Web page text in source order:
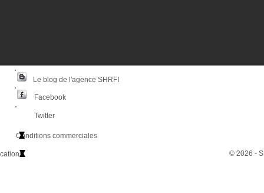
Le blog de l'agence SHRFI
Facebook
Twitter
Conditions commerciales
© 2026 -